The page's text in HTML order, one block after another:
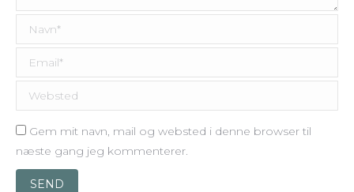
Navn *
Email *
Websted
Gem mit navn, mail og websted i denne browser til
næste gang jeg kommenterer.
SEND